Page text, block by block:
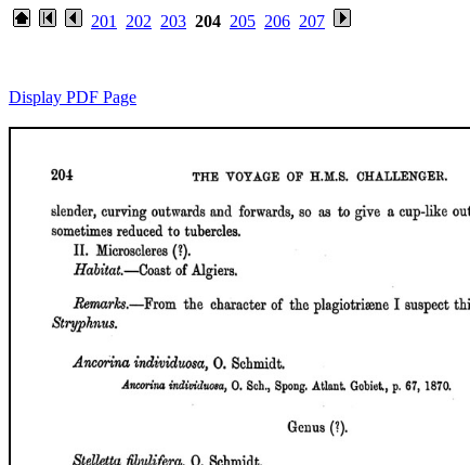
201 202 203 204 205 206 207
Display PDF Page